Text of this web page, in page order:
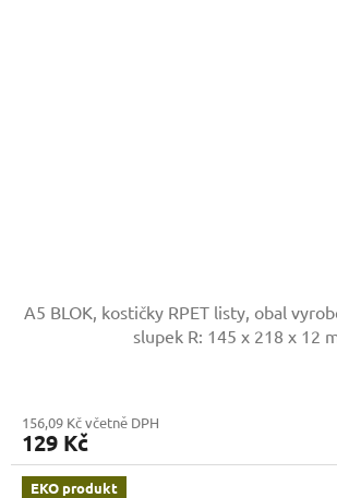
A5 BLOK, kostičky RPET listy, obal
slupek R: 145 x 218 x 12
156,09 Kč včetně DPH
129 Kč
EKO produkt